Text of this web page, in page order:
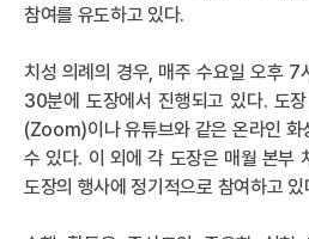
참여를 유도하고 있다.
치성 의례의 경우, 매주 수요일 오후
30분에 도장에서 진행되고 있다. 도
(Zoom)이나 유튜브와 같은 온라인 화
수 있다. 이 외에 각 도장은 매월 본부
도장의 행사에 정기적으로 참여하고 있